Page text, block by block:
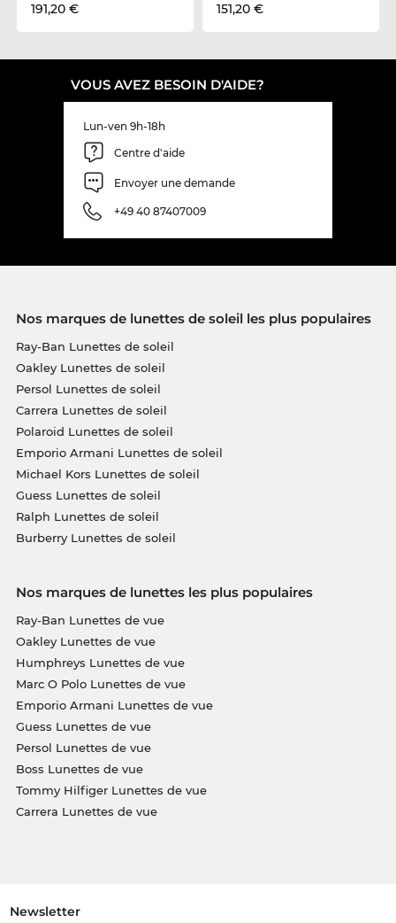
191,20 € 151,20 €
VOUS AVEZ BESOIN D'AIDE?
Lun-ven 9h-18h
Centre d'aide
Envoyer une demande
+49 40 87407009
Nos marques de lunettes de soleil les plus populaires
Ray-Ban Lunettes de soleil
Oakley Lunettes de soleil
Persol Lunettes de soleil
Carrera Lunettes de soleil
Polaroid Lunettes de soleil
Emporio Armani Lunettes de soleil
Michael Kors Lunettes de soleil
Guess Lunettes de soleil
Ralph Lunettes de soleil
Burberry Lunettes de soleil
Nos marques de lunettes les plus populaires
Ray-Ban Lunettes de vue
Oakley Lunettes de vue
Humphreys Lunettes de vue
Marc O Polo Lunettes de vue
Emporio Armani Lunettes de vue
Guess Lunettes de vue
Persol Lunettes de vue
Boss Lunettes de vue
Tommy Hilfiger Lunettes de vue
Carrera Lunettes de vue
Newsletter